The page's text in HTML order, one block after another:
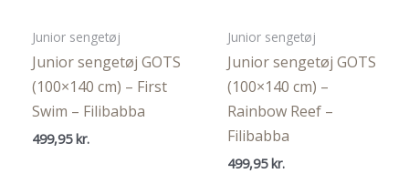
Junior sengetøj
Junior sengetøj GOTS
(100×140 cm) – First
Swim – Filibabba
499,95 kr.
Junior sengetøj
Junior sengetøj GOTS
(100×140 cm) –
Rainbow Reef –
Filibabba
499,95 kr.